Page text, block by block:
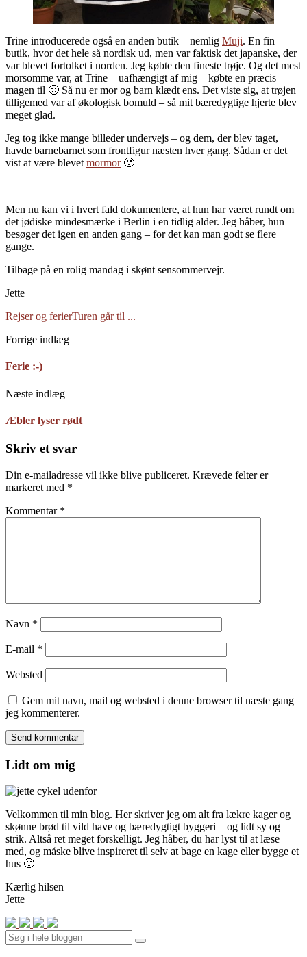
Trine introducerede også en anden butik – nemlig Muji. En fin
butik, hvor det hele så nordisk ud, men var faktisk det japanske, der
var blevet fortolket i norden. Jeg købte den fineste trøje. Og det mest
morsomme var, at Trine – uafhængigt af mig – købte en præcis
magen til 🙂 Så nu er mor og barn klædt ens. Det viste sig, at trøjen
tilligemed var af økologisk bomuld – så mit bæredygtige hjerte blev
meget glad.
Jeg tog ikke mange billeder undervejs – og dem, der blev taget,
havde barnebarnet som frontfigur næsten hver gang. Sådan er det
vist at være blevet mormor🙂
Men nu kan vi i hvert fald dokumentere, at hun har været rundt om
det jødiske mindesmærke i Berlin i en tidlig alder. Jeg håber, hun
besøger det igen en anden gang – for det kan man godt se flere
gange.
Tilbage på en rolig mandag i skønt sensommervejr.
Jette
Rejser og ferierTuren går til ...
Forrige indlæg
Ferie :-)
Næste indlæg
Æbler lyser rødt
Skriv et svar
Din e-mailadresse vil ikke blive publiceret. Krævede felter er
markeret med *
Kommentar *
Navn *
E-mail *
Websted
Gem mit navn, mail og websted i denne browser til næste gang
jeg kommenterer.
Lidt om mig
Velkommen til min blog. Her skriver jeg om alt fra lækre kager og
skønne brød til vild have og bæredygtigt byggeri – og lidt sy og
strik. Altså ret meget forskelligt. Jeg håber, du har lyst til at læse
med, og måske blive inspireret til selv at bage en kage eller bygge et
hus 🙂
Kærlig hilsen
Jette
Search